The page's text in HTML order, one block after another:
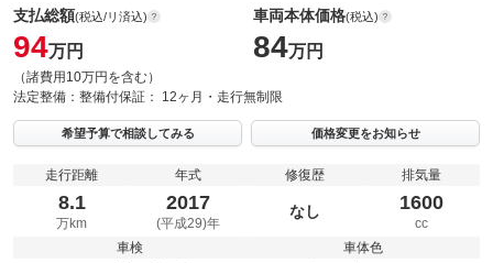
支払総額(税込/リ済込)
94万円
（諸費用10万円を含む）
車両本体価格(税込)
84万円
法定整備： 整備付保証： 12ヶ月・走行無制限
希望予算で相談してみる 価格変更をお知らせ
走行距離
8.1
万km
年式
2017
(平成29)年
修復歴
なし
排気量
1600
cc
車検
車体色